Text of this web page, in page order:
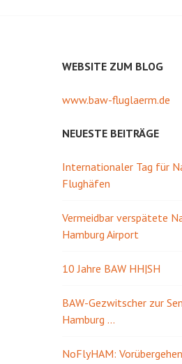
WEBSITE ZUM BLOG
www.baw-fluglaerm.de
NEUESTE BEITRÄGE
Internationaler Tag für
Flughäfen
Vermeidbar verspätete
Hamburg Airport
10 Jahre BAW HH|SH
BAW-Gezwitscher zur
Hamburg …
NoFlyHAM: